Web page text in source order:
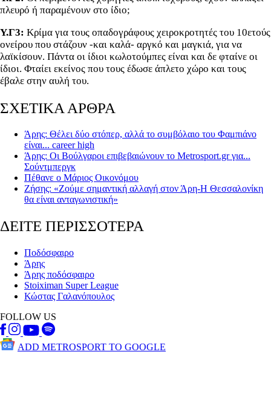
πλευρό ή παραμένουν στο ίδιο;
Υ.Γ3: Κρίμα για τους οπαδογράφους χειροκροτητές του 10ετούς
ονείρου που στάζουν -και καλά- αργκό και μαγκιά, για να
λαϊκίσουν. Πάντα οι ίδιοι κωλοτούμπες είναι και δε φταίνε οι
ίδιοι. Φταίει εκείνος που τους έδωσε άπλετο χώρο και τους
έβαλε στην αυλή του.
ΣΧΕΤΙΚΑ ΑΡΘΡΑ
Άρης: Θέλει δύο στόπερ, αλλά το συμβόλαιο του Φαμπιάνο
είναι... career high
Άρης: Οι Βούλγαροι επιβεβαιώνουν το Metrosport.gr για...
Σούντμπεργκ
Πέθανε ο Μάριος Οικονόμου
Ζήσης: «Ζούμε σημαντική αλλαγή στον Άρη-Η Θεσσαλονίκη
θα είναι ανταγωνιστική»
ΔΕΙΤΕ ΠΕΡΙΣΣΟΤΕΡΑ
Ποδόσφαιρο
Άρης
Άρης ποδόσφαιρο
Stoiximan Super League
Κώστας Γαλανόπουλος
FOLLOW US
ADD METROSPORT TO GOOGLE